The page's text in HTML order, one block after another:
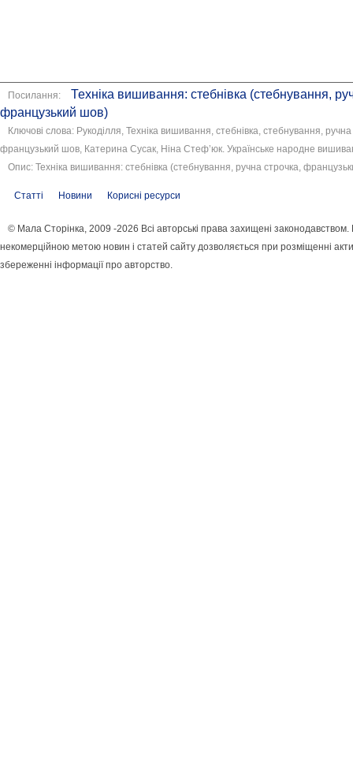
Посилання:
Техніка вишивання: стебнівка (стебнування,
французький шов)
Ключові слова: Рукоділля, Техніка вишивання, стебнівка, стебнування,
французький шов, Катерина Сусак, Ніна Стеф’юк. Українське народне
Опис: Техніка вишивання: стебнівка (стебнування, ручна строчка,
Статті Новини Корисні ресурси
© Мала Сторінка, 2009 -2026 Всі авторські права захищені
некомерційною метою новин і статей сайту дозволяється при розміщенні
збереженні інформації про авторство.